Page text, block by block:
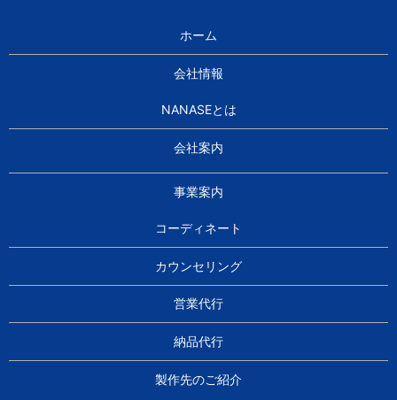
ホーム
会社情報
NANASEとは
会社案内
事業案内
コーディネート
カウンセリング
営業代行
納品代行
製作先のご紹介